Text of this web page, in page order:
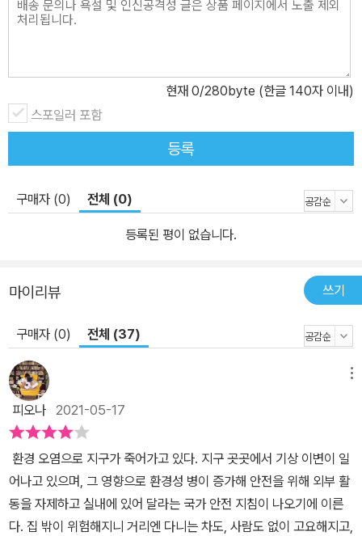
현재 0/280byte (한글 140자 이내)
스포일러 포함
등록
구매자 (0) 전체 (0)
등록된 평이 없습니다.
마이리뷰 쓰기
구매자 (0) 전체 (37)
피오나 2021-05-17
환경 오염으로 지구가 죽어가고 있다. 지구 곳곳에서 기상 이변이 일
어나고 있으며, 그 영향으로 환경성 병이 증가해 안전을 위해 외부 활
동을 자제하고 실내에 있어 달라는 국가 안전 지침이 나오기에 이른
다. 집 밖이 위험해지니 거리엔 다니는 차도, 사람도 없이 고요해지고,